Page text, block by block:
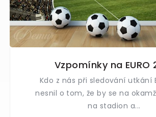
Vzpomínky na EURO
Kdo z nás při sledování utkání
nesnil o tom, že by se na
na stadion a...